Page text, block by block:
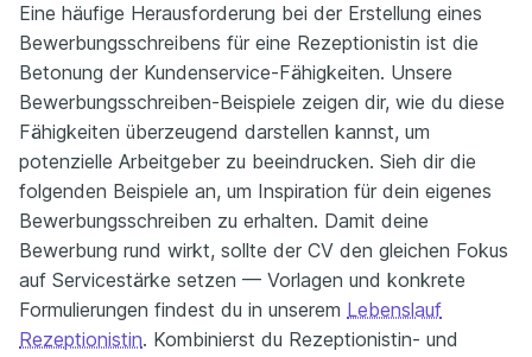
Eine häufige Herausforderung bei der Erstellung eines
Bewerbungsschreibens für eine Rezeptionistin ist die
Betonung der Kundenservice-Fähigkeiten. Unsere
Bewerbungsschreiben-Beispiele zeigen dir, wie du diese
Fähigkeiten überzeugend darstellen kannst, um
potenzielle Arbeitgeber zu beeindrucken. Sieh dir die
folgenden Beispiele an, um Inspiration für dein eigenes
Bewerbungsschreiben zu erhalten. Damit deine
Bewerbung rund wirkt, sollte der CV den gleichen Fokus
auf Servicestärke setzen — Vorlagen und konkrete
Formulierungen findest du in unserem Lebenslauf
Rezeptionistin. Kombinierst du Rezeptionistin- und